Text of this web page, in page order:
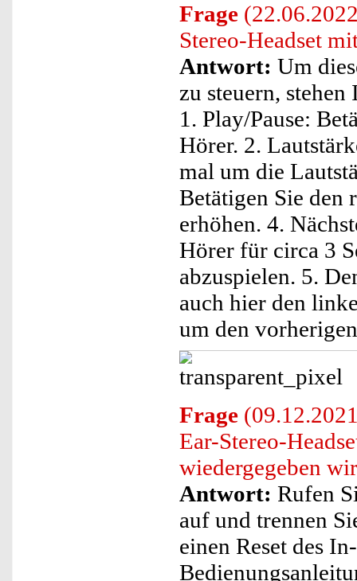
Frage
Stereo-Headset
Antwort: Um
zu steuern,
1. Play/Pause:
Hörer. 2.
mal um die
Betätigen Sie den
erhöhen. 4.
Hörer für circa 3
abzuspielen. 5.
auch hier den
um den
Frage
Ear-Stereo-
wiedergegeben
Antwort: Rufen
auf und trennen
einen Reset des